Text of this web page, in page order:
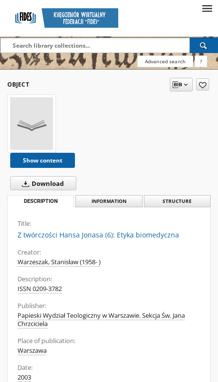
Advanced search ?
OBJECT
Show content
Download
DESCRIPTION INFORMATION STRUCTURE
Title:
Z twórczości Hansa Jonasa (6): Etyka biomedyczna
Creator:
Warzeszak, Stanisław (1958- )
Description:
ISSN 0209-3782
Publisher:
Papieski Wydział Teologiczny w Warszawie. Sekcja Św. Jana
Chrzciciela
Place of publication:
Warszawa
Date:
2003